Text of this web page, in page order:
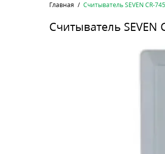
Главная Считыватель SEVEN CR-
Считыватель